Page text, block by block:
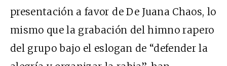
presentación a favor de De Juana Chaos, lo
mismo que la grabación del himno rapero
del grupo bajo el eslogan de “defender la